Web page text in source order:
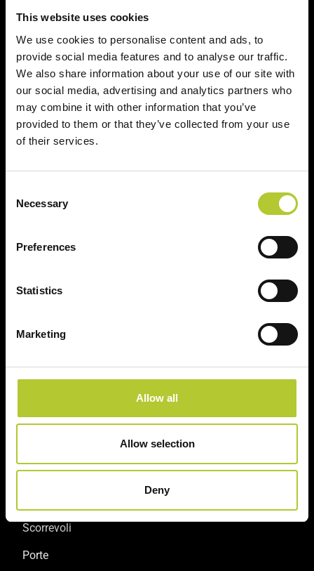
This website uses cookies
We use cookies to personalise content and ads, to
provide social media features and to analyse our traffic.
We also share information about your use of our site with
our social media, advertising and analytics partners who
may combine it with other information that you’ve
provided to them or that they’ve collected from your use
of their services.
Selection
Necessary
Preferences
Statistics
Marketing
Allow all
Allow selection
Deny
Continua
Finestre
Scorrevoli
Porte